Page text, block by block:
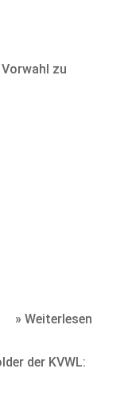
zu
» Weiterlesen
der KVWL: